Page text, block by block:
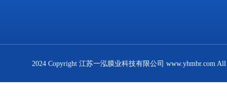
2024 Copyright 江苏一泓膜业科技有限公司 www.yhmbr.com